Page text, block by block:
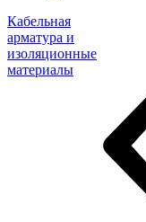
Кабельная
арматура и
изоляционные
материалы